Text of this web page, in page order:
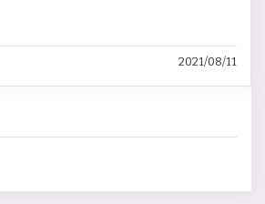
2021/08/11